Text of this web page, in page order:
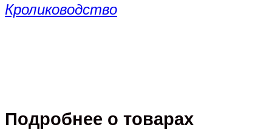
Кролиководство
Подробнее о товарах